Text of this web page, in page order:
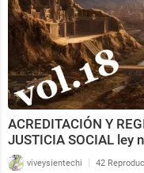
ACREDITACIÓN Y
JUSTICIA SOCIAL ley
viveysientechi | 42